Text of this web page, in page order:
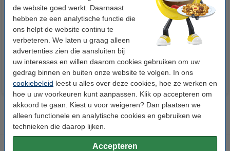
de website goed werkt. Daarnaast
hebben ze een analytische functie die
ons helpt de website continu te
verbeteren. We laten u graag alleen
advertenties zien die aansluiten bij
uw interesses en willen daarom cookies gebruiken om uw
gedrag binnen en buiten onze website te volgen. In ons
cookiebeleid leest u alles over deze cookies, hoe ze werken en
hoe u uw voorkeuren kunt aanpassen. Klik op accepteren om
akkoord te gaan. Kiest u voor weigeren? Dan plaatsen we
alleen functionele en analytische cookies en gebruiken we
technieken die daarop lijken.
Accepteren
123accu Xtreme Power MN1500
Penlite AA batterij 24 stuks
€ 14,95
123inkt kopieerpapier 1 doos
van 2500 vellen A4 - 80 g/m²
€ 33,50 Incl. 21% btw